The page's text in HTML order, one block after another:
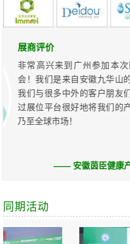
展商评价
非常高兴来到广州参加本次
会！我们是来自安徽九华山的
我们与很多中外的客户朋友们
过展位平台很好地将我们的产
乃至全球市场！
—— 安徽茵臣健康产
同期活动